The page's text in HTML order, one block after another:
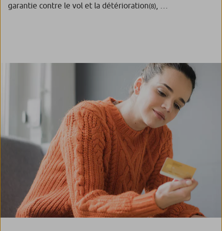
garantie contre le vol et la détérioration(8)